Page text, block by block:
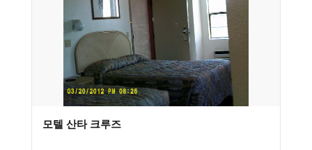
모텔 산타 크루즈